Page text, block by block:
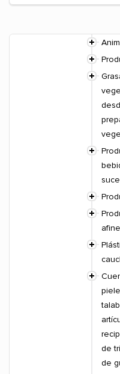
de
de